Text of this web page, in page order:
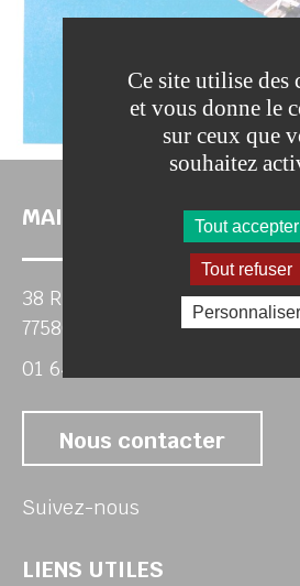
MAIRIE DE VILLIERS SUR
38 Rue de Paris
77580 VILLIERS-SUR-MORIN
01 64 63 46 50
Nous contacter
Suivez-nous
LIENS UTILES
Ce site utilise des
et vous donne le
sur ceux que
souhaitez
Tout accepter
Tout refuser
Personnaliser